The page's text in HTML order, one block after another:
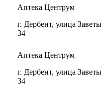
Аптека Центрум
г. Дербент, улица
34
Аптека Центрум
г. Дербент, улица
34